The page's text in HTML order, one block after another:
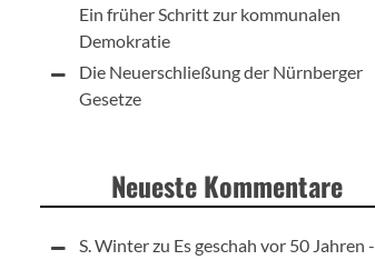
Ein früher Schritt zur kommunalen
Demokratie
Die Neuerschließung der Nürnberger
Gesetze
Neueste Kommentare
S. Winterzu Es geschah vor 50 Jahren -